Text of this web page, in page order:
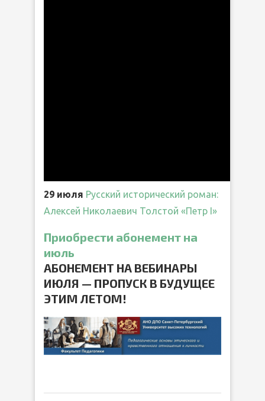
29 июля Русский исторический роман:
Алексей Николаевич Толстой «Петр I»
Приобрести абонемент на
июль
АБОНЕМЕНТ НА ВЕБИНАРЫ
ИЮЛЯ — ПРОПУСК В БУДУЩЕЕ
ЭТИМ ЛЕТОМ!